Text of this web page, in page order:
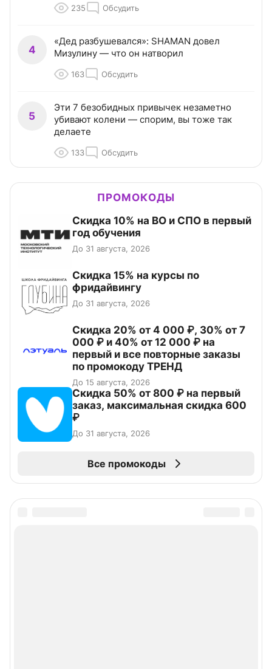
235 Обсудить
4
«Дед разбушевался»: SHAMAN довел
Мизулину — что он натворил
163 Обсудить
5
Эти 7 безобидных привычек незаметно
убивают колени — спорим, вы тоже так
делаете
133 Обсудить
ПРОМОКОДЫ
Скидка 10% на ВО и СПО в первый
год обучения
До 31 августа, 2026
Скидка 15% на курсы по
фридайвингу
До 31 августа, 2026
Скидка 20% от 4 000 ₽, 30% от 7
000 ₽ и 40% от 12 000 ₽ на
первый и все повторные заказы
по промокоду ТРЕНД
До 15 августа, 2026
Скидка 50% от 800 ₽ на первый
заказ, максимальная скидка 600
₽
До 31 августа, 2026
Все промокоды